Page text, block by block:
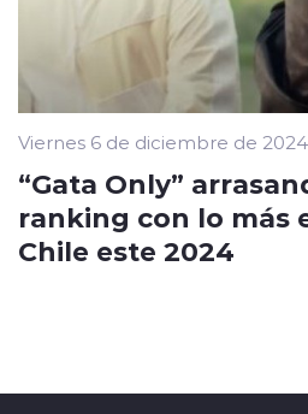
Viernes 6 de diciembre de 2024
“Gata Only”
ranking con lo más
Chile este 2024